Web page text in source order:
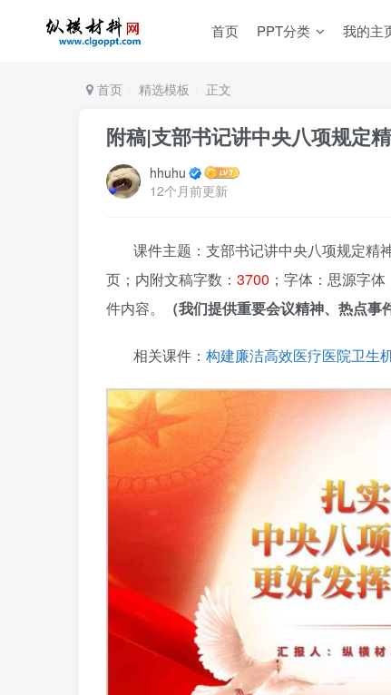
首页 PPT分类 我的主
首页 精选模板 正文
附稿|支部书记讲中央八项规定
hhuhu
12个月前更新
课件主题：支部书记讲中央八项规定精
页；内附文稿字数： 3700 ；字体：思源字
件内容。
（我们提供重要会议精神、热点
相关课件： 构建廉洁高效医疗医院卫生